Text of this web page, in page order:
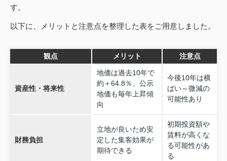
す。
以下に、メリットと注意点を整理した表をご用意しました。
観点 メリット 注意点
資産性・将来性
地価は過去10年で
約＋64.8％、公示
地価も毎年上昇傾
向
今後10年は横
ばい～微減の
可能性あり
財務負担
立地が良いため安
定した集客効果が
期待できる
初期投資額や
賃料が高くな
る可能性があ
る